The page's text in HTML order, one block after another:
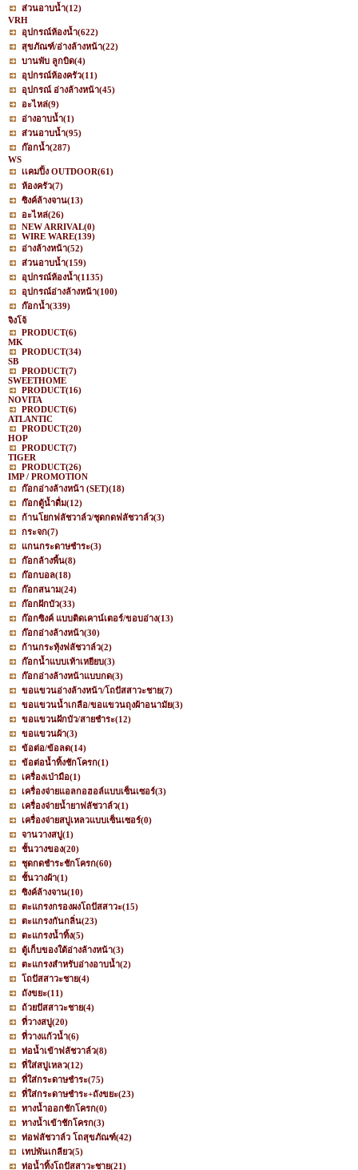
ส่วนอาบน้ำ(12)
VRH
อุปกรณ์ห้องน้ำ(622)
สุขภัณฑ์/อ่างล้างหน้า(22)
บานพับ ลูกบิด(4)
อุปกรณ์ห้องครัว(11)
อุปกรณ์ อ่างล้างหน้า(45)
อะไหล่(9)
อ่างอาบน้ำ(1)
ส่วนอาบน้ำ(95)
ก๊อกน้ำ(287)
WS
เเคมปิ้ง OUTDOOR(61)
ห้องครัว(7)
ซิงค์ล้างจาน(13)
อะไหล่(26)
NEW ARRIVAL(0)
WIRE WARE(139)
อ่างล้างหน้า(52)
ส่วนอาบน้ำ(159)
อุปกรณ์ห้องน้ำ(1135)
อุปกรณ์อ่างล้างหน้า(100)
ก๊อกน้ำ(339)
จิงโจ้
PRODUCT(6)
MK
PRODUCT(34)
SB
PRODUCT(7)
SWEETHOME
PRODUCT(16)
NOVITA
PRODUCT(6)
ATLANTIC
PRODUCT(20)
HOP
PRODUCT(7)
TIGER
PRODUCT(26)
IMP / PROMOTION
ก๊อกอ่างล้างหน้า (SET)(18)
ก๊อกตู้น้ำดื่ม(12)
ก้านโยกฟลัชวาล์ว/ชุดกดฟลัชวาล์ว(3)
กระจก(7)
แกนกระดาษชำระ(3)
ก๊อกล้างพื้น(8)
ก๊อกบอล(18)
ก๊อกสนาม(24)
ก๊อกฝักบัว(33)
ก๊อกซิงค์ แบบติดเคาน์เตอร์/ขอบอ่าง(13)
ก๊อกอ่างล้างหน้า(30)
ก้านกระทุ้งฟลัชวาล์ว(2)
ก๊อกน้ำแบบเท้าเหยียบ(3)
ก๊อกอ่างล้างหน้าแบบกด(3)
ขอแขวนอ่างล้างหน้า/โถปัสสาวะชาย(7)
ขอแขวนน้ำเกลือ/ขอแขวนถุงผ้าอนามัย(3)
ขอแขวนฝักบัว/สายชำระ(12)
ขอแขวนผ้า(3)
ข้อต่อ/ข้อลด(14)
ข้อต่อน้ำทิ้งชักโครก(1)
เครื่องเป่ามือ(1)
เครื่องจ่ายแอลกอฮอล์แบบเซ็นเซอร์(3)
เครื่องจ่ายน้ำยาฟลัชวาล์ว(1)
เครื่องจ่ายสบู่เหลวแบบเซ็นเซอร์(0)
จานวางสบู่(1)
ชั้นวางของ(20)
ชุดกดชำระชักโครก(60)
ชั้นวางผ้า(1)
ซิงค์ล้างจาน(10)
ตะแกรงกรองผงโถปัสสาวะ(15)
ตะแกรงกันกลิ่น(23)
ตะแกรงน้ำทิ้ง(5)
ตู้เก็บของใต้อ่างล้างหน้า(3)
ตะแกรงสำหรับอ่างอาบน้ำ(2)
โถปัสสาวะชาย(4)
ถังขยะ(11)
ถ้วยปัสสาวะชาย(4)
ที่วางสบู่(20)
ที่วางแก้วน้ำ(6)
ท่อน้ำเข้าฟลัชวาล์ว(8)
ที่ใส่สบู่เหลว(12)
ที่ใส่กระดาษชำระ(75)
ที่ใส่กระดาษชำระ+ถังขยะ(23)
ทางน้ำออกชักโครก(0)
ทางน้ำเข้าชักโครก(3)
ท่อฟลัชวาล์ว โถสุขภัณฑ์(42)
เทปพันเกลียว(5)
ท่อน้ำทิ้งโถปัสสาวะชาย(21)